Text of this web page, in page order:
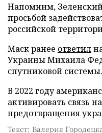
Напомним,
просьбой
российской
Маск ранее ответил
Украины Михаила
спутниковой системы.
В 2022 году
активировать связь
предотвращения
Текст: Валерия